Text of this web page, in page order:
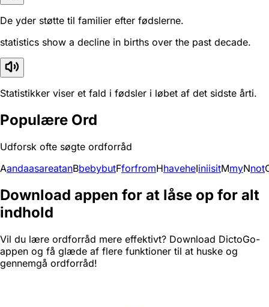
De yder støtte til familier efter fødslerne.
statistics show a decline in births over the past decade.
Statistikker viser et fald i fødsler i løbet af det sidste årti.
Populære Ord
Udforsk ofte søgte ordforråd
AandaasareatanBbebybutFforfromHhaveheIiniisitMmyNnot
Download appen for at låse op for alt
indhold
Vil du lære ordforråd mere effektivt? Download DictoGo-
appen og få glæde af flere funktioner til at huske og
gennemgå ordforråd!